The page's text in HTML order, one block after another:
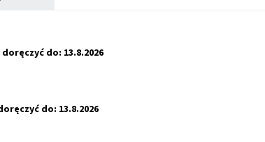
doręczyć do: 13.8.2026
do: 13.8.2026